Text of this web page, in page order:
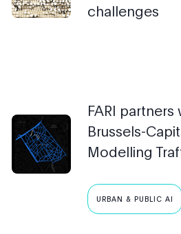
challenges
FARI partners
Brussels-
Modelling
URBAN & PUBLIC AI